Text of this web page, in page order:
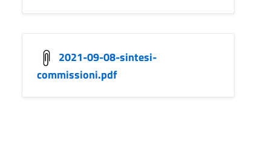
2021-09-08-sintesi-
commissioni.pdf